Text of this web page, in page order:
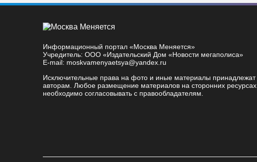
Информационный портал «Москва Меняется»
Учредитель: ООО «Издательский Дом «Новости мегаполиса»
E-mail: moskvamenyaetsya@yandex.ru
Исключительные права на фото и иные материалы принадлежат
авторам. Любое размещение материалов на сторонних ресурсах
необходимо согласовывать с правообладателям.